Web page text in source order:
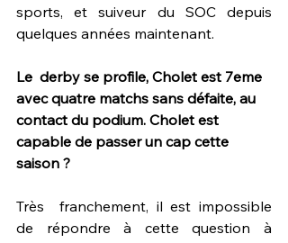
sports, et suiveur du SOC depuis
quelques années maintenant.
Le  derby se profile, Cholet est 7eme
avec quatre matchs sans défaite, au
contact du podium. Cholet est
capable de passer un cap cette
saison ?
Très  franchement, il est impossible
de répondre à cette question à